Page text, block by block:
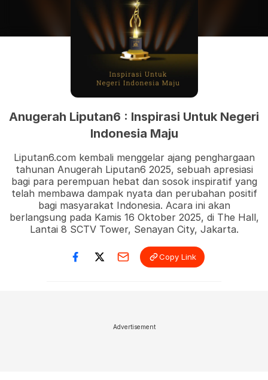
Anugerah Liputan6 : Inspirasi Untuk Negeri
Indonesia Maju
Liputan6.com kembali menggelar ajang penghargaan
tahunan Anugerah Liputan6 2025, sebuah apresiasi
bagi para perempuan hebat dan sosok inspiratif yang
telah membawa dampak nyata dan perubahan positif
bagi masyarakat Indonesia. Acara ini akan
berlangsung pada Kamis 16 Oktober 2025, di The Hall,
Lantai 8 SCTV Tower, Senayan City, Jakarta.
Copy Link
Advertisement